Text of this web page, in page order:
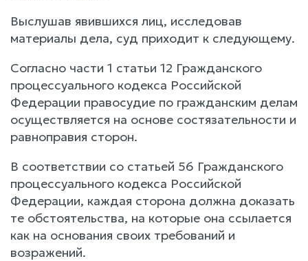
Выслушав явившихся лиц, исследовав
материалы дела, суд приходит к следующему.
Согласно части 1 статьи 12 Гражданского
процессуального кодекса Российской
Федерации правосудие по гражданским делам
осуществляется на основе состязательности и
равноправия сторон.
В соответствии со статьей 56 Гражданского
процессуального кодекса Российской
Федерации, каждая сторона должна доказать
те обстоятельства, на которые она ссылается
как на основания своих требований и
возражений.